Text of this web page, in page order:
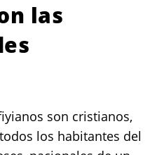
las
son cristianos,
los habitantes del